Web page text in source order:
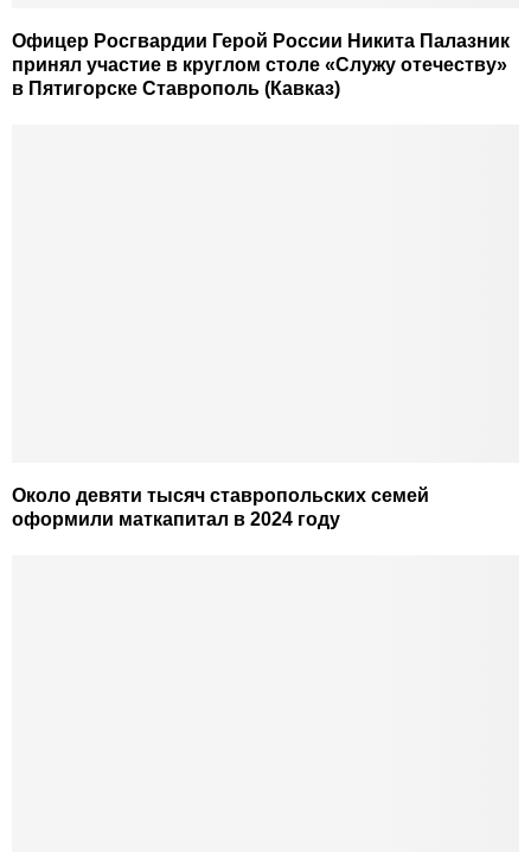
Офицер Росгвардии Герой России Никита Палазник
принял участие в круглом столе «Служу отечеству»
в Пятигорске Ставрополь (Кавказ)
Около девяти тысяч ставропольских семей
оформили маткапитал в 2024 году